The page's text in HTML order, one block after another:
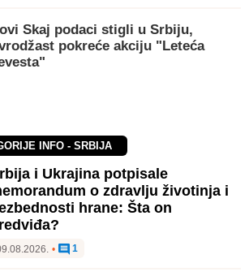
Skaj podaci stigli u Srbiju,
pokreće akciju "Leteća
INFO - SRBIJA
i Ukrajina potpisale
o zdravlju životinja i
hrane: Šta on
• 1